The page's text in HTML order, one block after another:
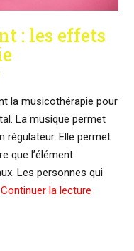
: les effets
la musicothérapie pour
La musique permet
régulateur. Elle permet
que l’élément
Les personnes qui
Continuer la lecture